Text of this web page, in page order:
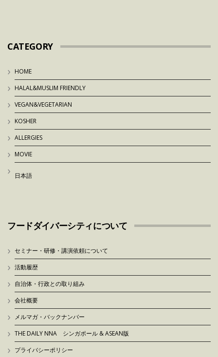
CATEGORY
HOME
HALAL&MUSLIM FRIENDLY
VEGAN&VEGETARIAN
KOSHER
ALLERGIES
MOVIE
日本語
フードダイバーシティについて
セミナー・研修・講演依頼について
活動履歴
自治体・行政との取り組み
会社概要
メルマガ・バックナンバー
THE DAILY NNA シンガポール & ASEAN版
プライバシーポリシー